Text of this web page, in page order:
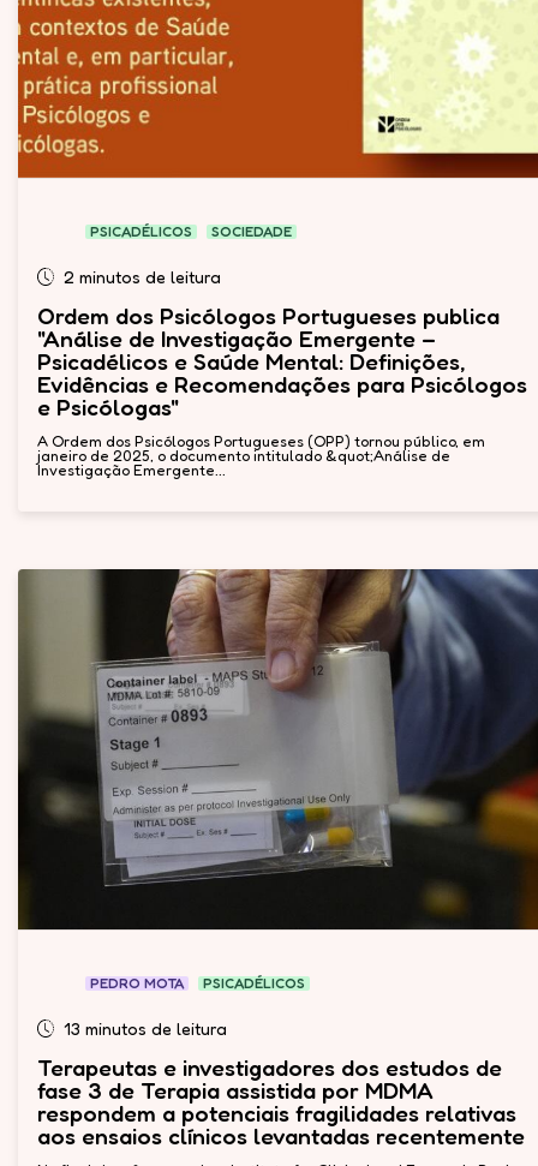
PSICADÉLICOS SOCIEDADE
2 minutos de leitura
Ordem dos Psicólogos Portugueses publica
"Análise de Investigação Emergente –
Psicadélicos e Saúde Mental: Definições,
Evidências e Recomendações para Psicólogos
e Psicólogas"
A Ordem dos Psicólogos Portugueses (OPP) tornou público, em
janeiro de 2025, o documento intitulado &quot;Análise de
Investigação Emergente...
PEDRO MOTA PSICADÉLICOS
13 minutos de leitura
Terapeutas e investigadores dos estudos de
fase 3 de Terapia assistida por MDMA
respondem a potenciais fragilidades relativas
aos ensaios clínicos levantadas recentemente